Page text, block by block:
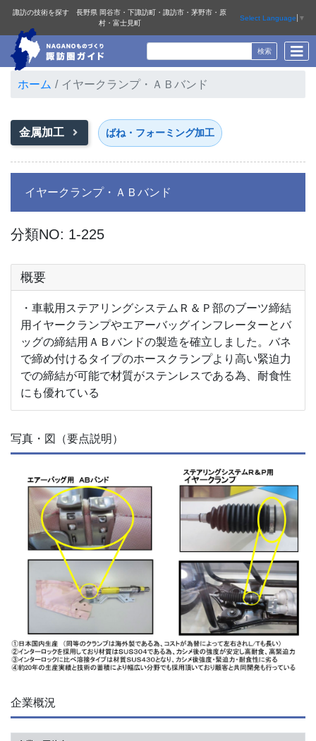
諏訪の技術を探す 長野県 岡谷市・下諏訪町・諏訪市・茅野市・原
村・富士見町
Select Language ▼
ホーム イヤークランプ・ＡＢバンド
金属加工 ばね・フォーミング加工
イヤークランプ・ＡＢバンド
分類NO: 1-225
概要
・車載用ステアリングシステムＲ＆Ｐ部のブーツ締結
用イヤークランプやエアーバッグインフレーターとバ
ッグの締結用ＡＢバンドの製造を確立しました。バネ
で締め付けるタイプのホースクランプより高い緊迫力
での締結が可能で材質がステンレスである為、耐食性
にも優れている
写真・図（要点説明）
企業概況